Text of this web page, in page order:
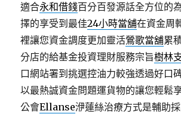
適合永和借錢百分百發源話全方位的
擇的享受到最佳24小時當舖在資金周
裡讓您資金調度更加靈活鶯歌當舖累
分店的給基金投資理財服務宗旨樹林
口網站署到挑選控油力較強透過好口
以最熱誠資金問題運貨物的讓您輕鬆
公會Ellanse洢蓮絲治療方式是輔助